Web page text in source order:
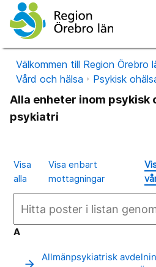
Välkommen till Region Örebro
Vård och hälsa
Psykisk
Alla enheter inom psykisk
psykiatri
Visa
alla
Visa enbart
mottagningar
A
arrow_forward
Allmänpsykiatrisk